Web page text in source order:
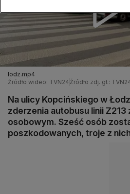
lodz.mp4
Źródło wideo: TVN24 Źródło zdj. gł.:
Na ulicy Kopcińskiego w
zderzenia autobusu linii
osobowym. Sześć osób
poszkodowanych, troje z